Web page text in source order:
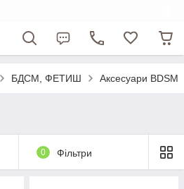
БДСМ, ФЕТИШ Аксесуари BDSM
0 Фільтри